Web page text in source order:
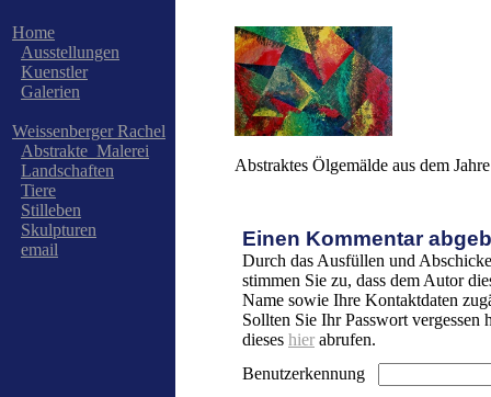
Home
Ausstellungen
Kuenstler
Galerien
Weissenberger Rachel
Abstrakte_Malerei
Landschaften
Tiere
Stilleben
Skulpturen
email
Abstraktes Ölgemälde aus dem
Einen Kommentar
Durch das Ausfüllen und
stimmen Sie zu, dass dem Autor
Name sowie Ihre Kontaktdaten
Sollten Sie Ihr Passwort vergessen
dieses hier abrufen.
Benutzerkennung